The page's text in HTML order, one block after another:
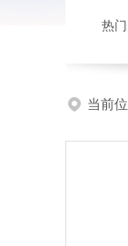
热门
当前位